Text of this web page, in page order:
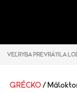
VEĽRYBA PREVRÁTILA
GRÉCKO /